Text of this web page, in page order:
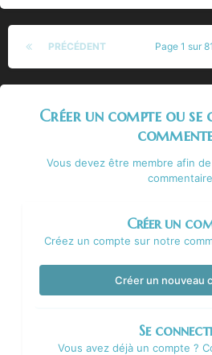
PRÉCÉDENT Page 1 sur
Créer un compte ou
Vous devez être membre afin
commentaire
Créer un
Créez un compte sur notre
Créer un nouveau
Se
Vous avez déjà un compte ?